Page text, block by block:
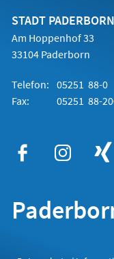
STADT PADERBORN
Am Hoppenhof 33
33104 Paderborn
Telefon: 05251 88-0
Fax:
05251 88-